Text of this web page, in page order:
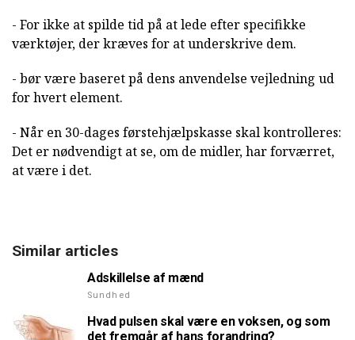
- For ikke at spilde tid på at lede efter specifikke
værktøjer, der kræves for at underskrive dem.
- bør være baseret på dens anvendelse vejledning ud
for hvert element.
- Når en 30-dages førstehjælpskasse skal kontrolleres:
Det er nødvendigt at se, om de midler, har forværret,
at være i det.
Similar articles
Adskillelse af mænd
Sundhed
Hvad pulsen skal være en voksen, og som
det fremgår af hans forandring?